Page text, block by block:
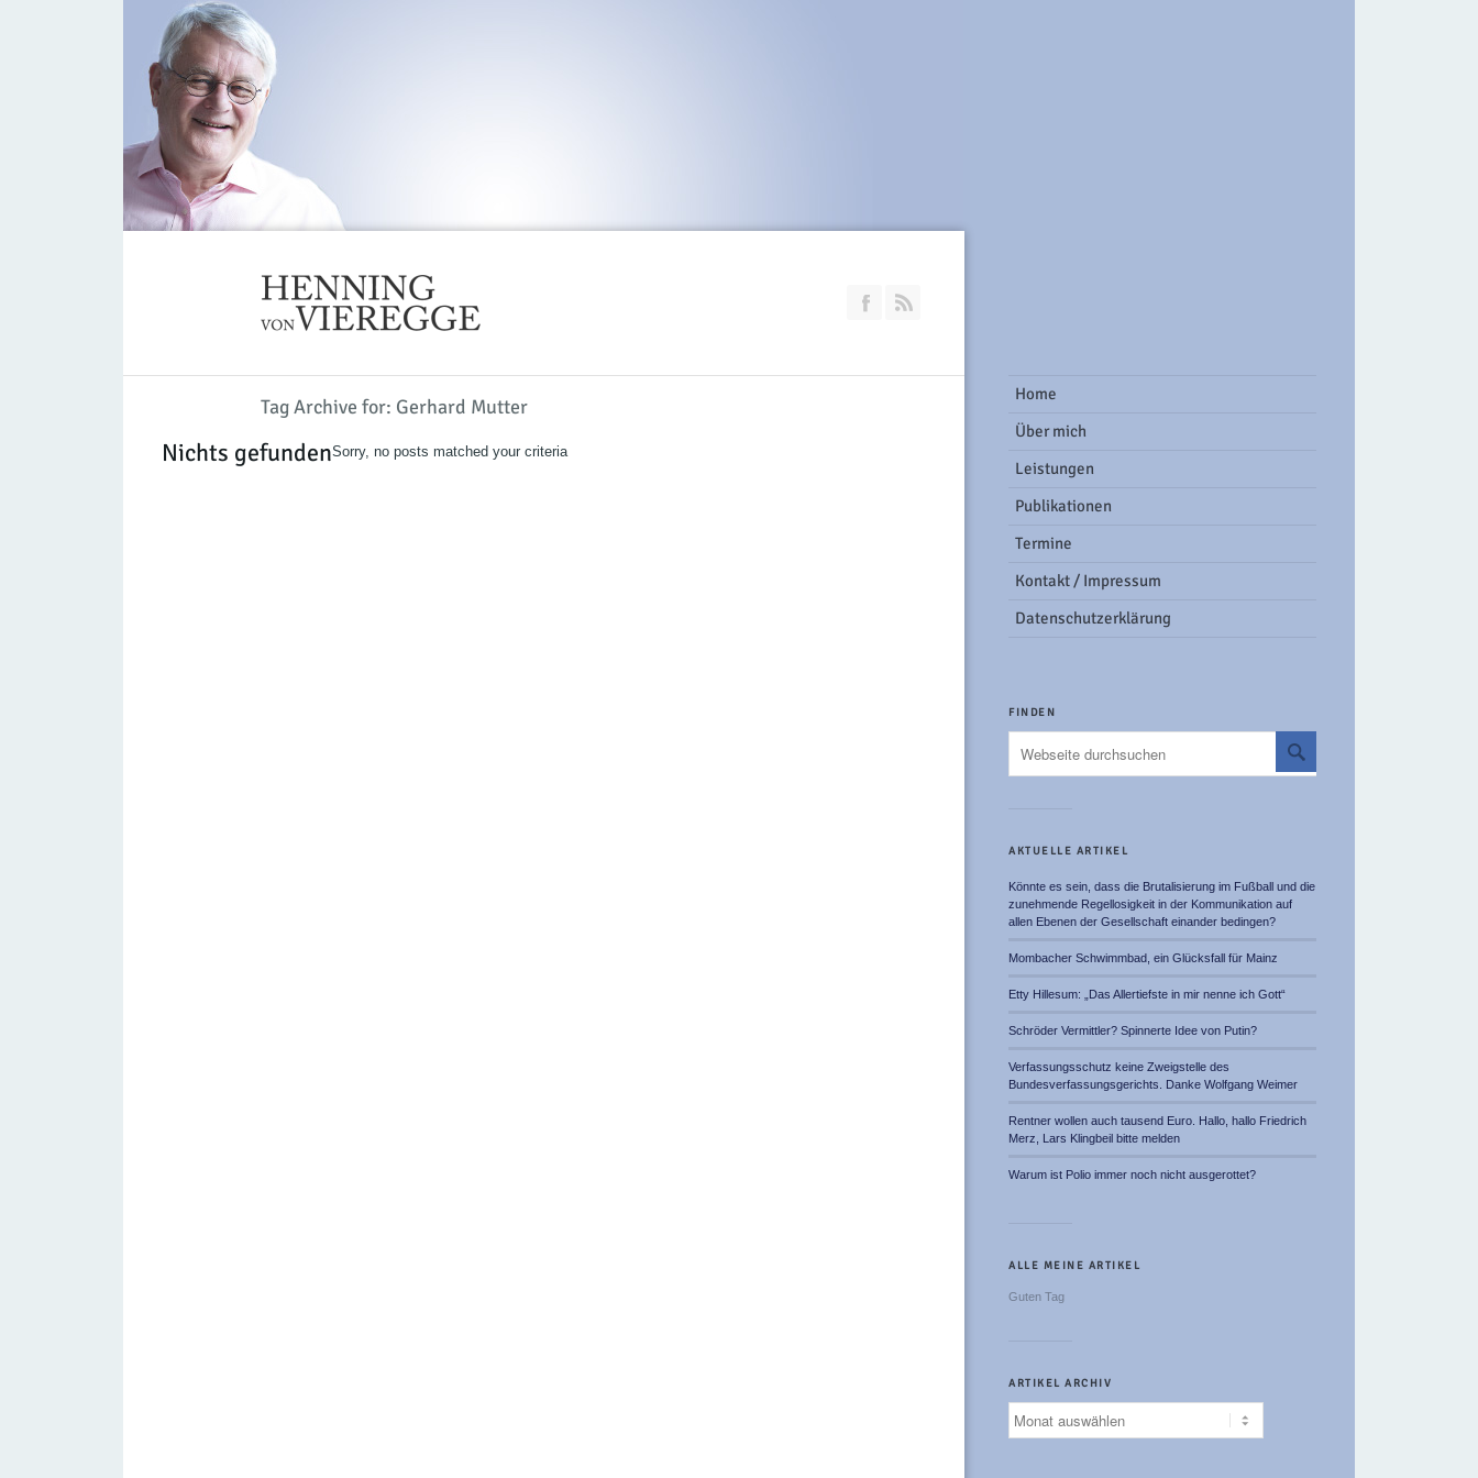
Join our Facebook Group
Tag Archive for: Gerhard Mutter
Nichts gefundenSorry, no posts matched your criteria
Home
Über mich
Leistungen
Publikationen
Termine
Kontakt / Impressum
Datenschutzerklärung
FINDEN
AKTUELLE ARTIKEL
Könnte es sein, dass die Brutalisierung im Fußball und die
zunehmende Regellosigkeit in der Kommunikation auf
allen Ebenen der Gesellschaft einander bedingen?
Mombacher Schwimmbad, ein Glücksfall für Mainz
Etty Hillesum: „Das Allertiefste in mir nenne ich Gott“
Schröder Vermittler? Spinnerte Idee von Putin?
Verfassungsschutz keine Zweigstelle des
Bundesverfassungsgerichts. Danke Wolfgang Weimer
Rentner wollen auch tausend Euro. Hallo, hallo Friedrich
Merz, Lars Klingbeil bitte melden
Warum ist Polio immer noch nicht ausgerottet?
ALLE MEINE ARTIKEL
Guten Tag
ARTIKEL ARCHIV
Artikel
Archiv